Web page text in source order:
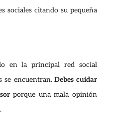
sociales citando su pequeña
en la principal red social
se encuentran.Debes cuidar
porque una mala opinión